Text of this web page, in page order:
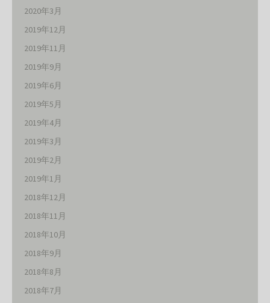
2020年3月
2019年12月
2019年11月
2019年9月
2019年6月
2019年5月
2019年4月
2019年3月
2019年2月
2019年1月
2018年12月
2018年11月
2018年10月
2018年9月
2018年8月
2018年7月